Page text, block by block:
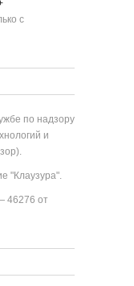
с
по надзору
и
"Клаузура".
46276 от